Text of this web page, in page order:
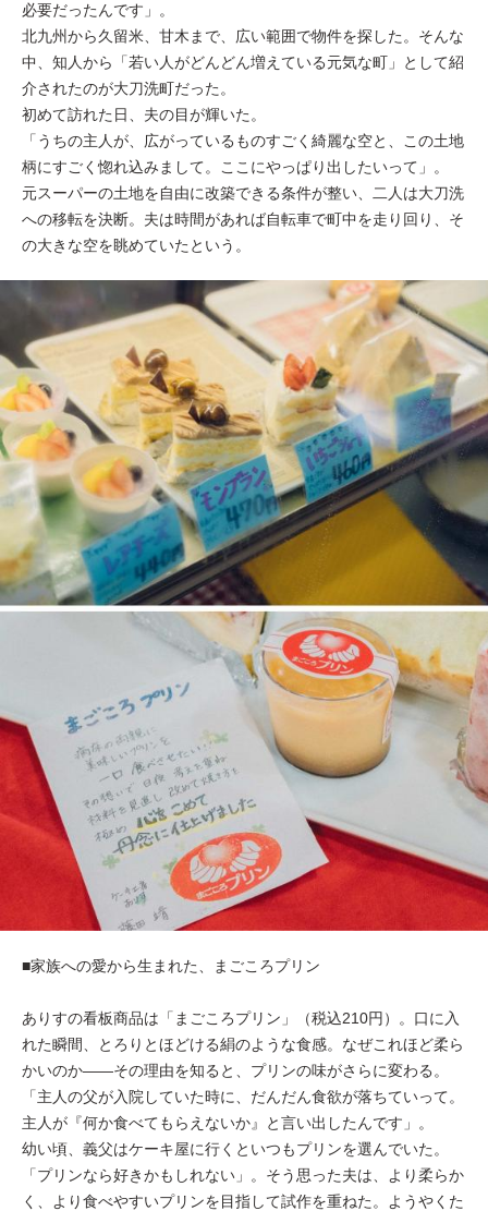
必要だったんです」。
北九州から久留米、甘木まで、広い範囲で物件を探した。そんな
中、知人から「若い人がどんどん増えている元気な町」として紹
介されたのが大刀洗町だった。
初めて訪れた日、夫の目が輝いた。
「うちの主人が、広がっているものすごく綺麗な空と、この土地
柄にすごく惚れ込みまして。ここにやっぱり出したいって」。
元スーパーの土地を自由に改築できる条件が整い、二人は大刀洗
への移転を決断。夫は時間があれば自転車で町中を走り回り、そ
の大きな空を眺めていたという。
■家族への愛から生まれた、まごころプリン
ありすの看板商品は「まごころプリン」（税込210円）。口に入
れた瞬間、とろりとほどける絹のような食感。なぜこれほど柔ら
かいのか——その理由を知ると、プリンの味がさらに変わる。
「主人の父が入院していた時に、だんだん食欲が落ちていって。
主人が『何か食べてもらえないか』と言い出したんです」。
幼い頃、義父はケーキ屋に行くといつもプリンを選んでいた。
「プリンなら好きかもしれない」。そう思った夫は、より柔らか
く、より食べやすいプリンを目指して試作を重ねた。ようやくた